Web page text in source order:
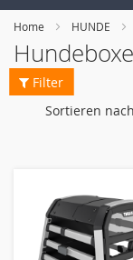
Home HUNDE
Sortieren nach
Filter